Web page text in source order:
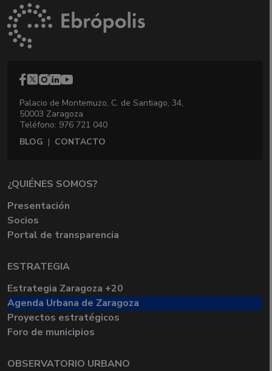
Palacio de Montemuzo, C. de Santiago, 34,
50003 Zaragoza
Teléfono: 976 721 040
BLOG | CONTACTO
¿QUIÉNES SOMOS?
Presentación
Socios
Portal de transparencia
ESTRATEGIA
Estrategia Zaragoza +20
Agenda Urbana de Zaragoza
Proyectos estratégicos
Foro de municipios
OBSERVATORIO URBANO